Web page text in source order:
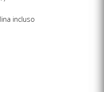
incluso